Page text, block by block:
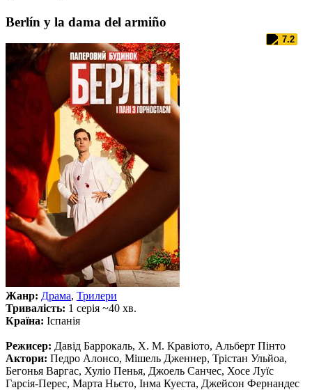
Berlín y la dama del armiño
7.2
Жанр: Драма, Трилери
Тривалість: 1 серія ~40 хв.
Країна: Іспанія
Режисер: Давід Баррокаль, Х. М. Кравіото, Альберт Пінто
Актори: Педро Алонсо, Мішель Дженнер, Трістан Ульйоа,
Бегонья Варгас, Хуліо Пенья, Джоель Санчес, Хосе Луїс
Гарсія-Перес, Марта Ньєто, Інма Куеста, Джейсон Фернандес